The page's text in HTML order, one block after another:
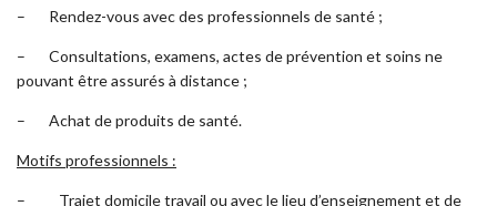
– Rendez-vous avec des professionnels de santé ;
– Consultations, examens, actes de prévention et soins ne
pouvant être assurés à distance ;
– Achat de produits de santé.
Motifs professionnels :
– Trajet domicile travail ou avec le lieu d’enseignement et de